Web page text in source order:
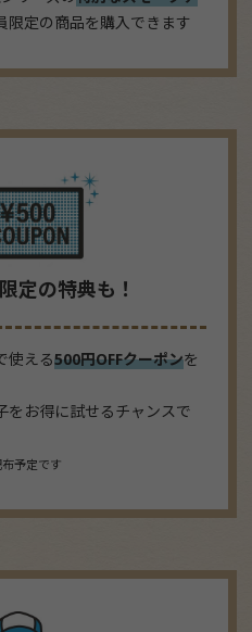
限定の商品を購入できます
定の特典も！
使える500円OFFクーポンを
をお得に試せるチャンスで
予定です